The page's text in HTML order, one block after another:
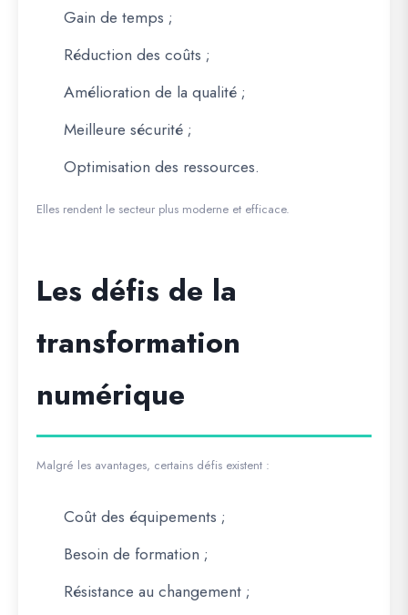
Gain de temps ;
Réduction des coûts ;
Amélioration de la qualité ;
Meilleure sécurité ;
Optimisation des ressources.
Elles rendent le secteur plus moderne et efficace.
Les défis de la
transformation
numérique
Malgré les avantages, certains défis existent :
Coût des équipements ;
Besoin de formation ;
Résistance au changement ;